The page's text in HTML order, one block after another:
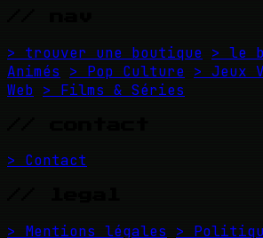
> trouver une boutique > le
Animés
> Pop Culture > Jeux
Web > Films & Séries
> Contact
> Mentions légales
>